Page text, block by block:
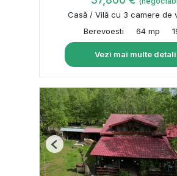
Casă / Vilă cu 3 camere de
Berevoesti
64 mp
Vezi mai multe
Previous